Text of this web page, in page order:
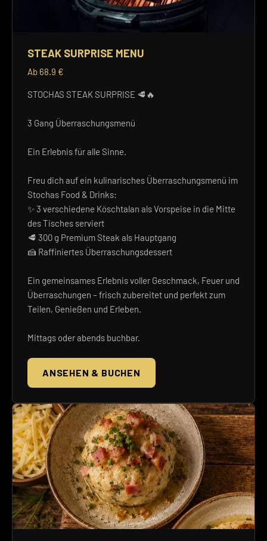
STEAK SURPRISE MENU
Ab 68.9 €
STOCHAS STEAK SURPRISE 🥩🔥
3 Gang Überraschungsmenü
Ein Erlebnis für alle Sinne.
Freu dich auf ein kulinarisches Überraschungsmenü im
Stochas Food & Drinks:
✨ 3 verschiedene Köschtalan als Vorspeise in die Mitte
des Tisches serviert
🥩 300 g Premium Steak als Hauptgang
🍰 Raffiniertes Überraschungsdessert
Ein gemeinsames Erlebnis voller Geschmack, Feuer und
Überraschungen – frisch zubereitet und perfekt zum
Teilen, Genießen und Erleben.
Mittags oder abends buchbar.
ANSEHEN & BUCHEN